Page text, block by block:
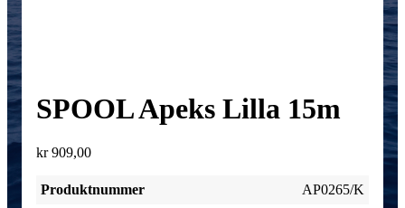
SPOOL Apeks Lilla 15m
kr909,00
Produktnummer AP0265/K